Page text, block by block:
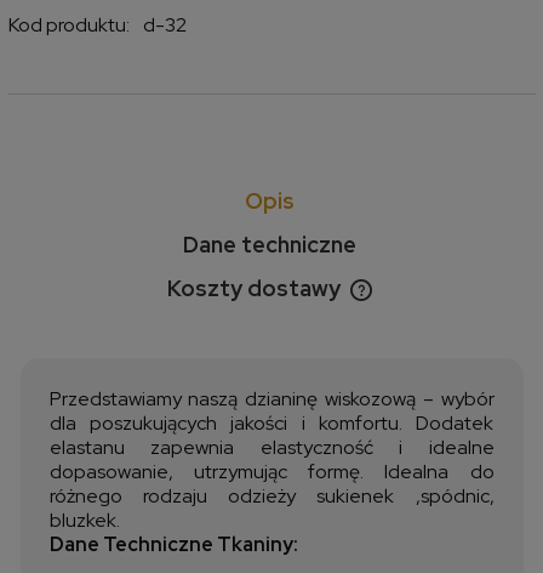
Kod produktu:
d-32
Opis
Dane techniczne
Koszty dostawy
Cena nie zawiera ewentualnych kosztów płatności
Przedstawiamy naszą dzianinę wiskozową – wybór
dla poszukujących jakości i komfortu. Dodatek
elastanu zapewnia elastyczność i idealne
dopasowanie, utrzymując formę. Idealna do
różnego rodzaju odzieży sukienek ,spódnic,
bluzkek.
Dane Techniczne Tkaniny: